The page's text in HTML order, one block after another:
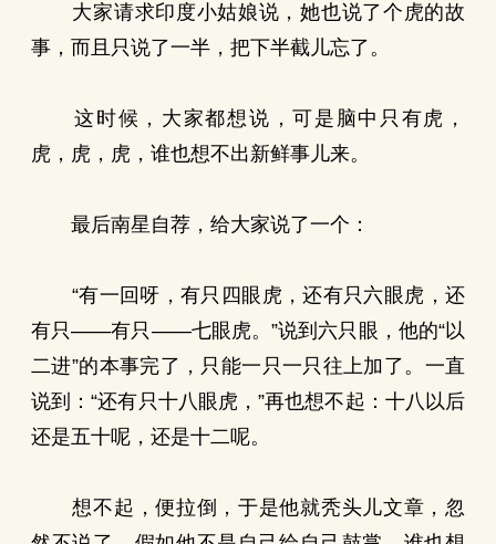
大家请求印度小姑娘说，她也说了个虎的故
事，而且只说了一半，把下半截儿忘了。
这时候，大家都想说，可是脑中只有虎，
虎，虎，虎，谁也想不出新鲜事儿来。
最后南星自荐，给大家说了一个：
“有一回呀，有只四眼虎，还有只六眼虎，还
有只——有只——七眼虎。”说到六只眼，他的“以
二进”的本事完了，只能一只一只往上加了。一直
说到：“还有只十八眼虎，”再也想不起：十八以后
还是五十呢，还是十二呢。
想不起，便拉倒，于是他就秃头儿文章，忽